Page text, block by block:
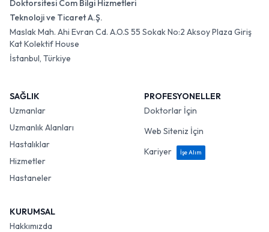
Doktorsitesi Com Bilgi Hizmetleri
Teknoloji ve Ticaret A.Ş.
Maslak Mah. Ahi Evran Cd. A.O.S 55 Sokak No:2 Aksoy Plaza Giriş
Kat Kolektif House
İstanbul, Türkiye
SAĞLIK
Uzmanlar
Uzmanlık Alanları
Hastalıklar
Hizmetler
Hastaneler
PROFESYONELLER
Doktorlar İçin
Web Siteniz İçin
Kariyer
İşe Alım
KURUMSAL
Hakkımızda